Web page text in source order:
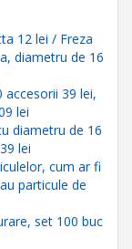
12 lei / Freza
diametru de 16
accesorii 39 lei,
lei
diametru de 16
lei
cum ar fi
particule de
set 100 buc